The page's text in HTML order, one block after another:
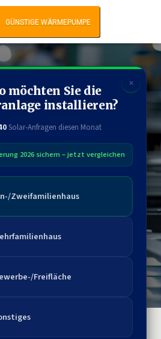
GÜNSTIGE WÄRMEPUMPE
✕
möchten Sie die
installieren?
Solar-Anfragen diesen Monat
2026 sichern – jetzt vergleichen
Zweifamilienhaus
Freifläche